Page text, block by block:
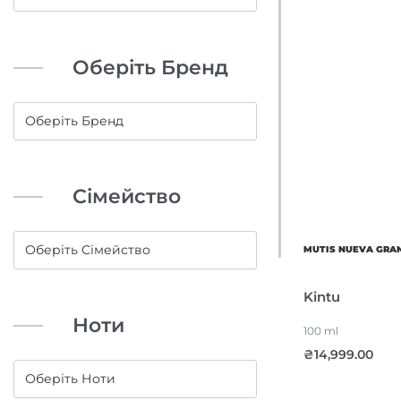
Оберіть Бренд
Сімейство
Ноти
MUTIS NUEVA
Kintu
100 ml
₴14,999.00